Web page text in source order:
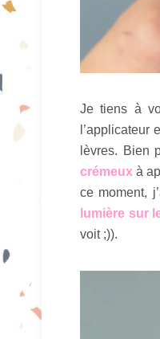
Je tiens à
lèvres. Bien
crémeux à
ce moment,
lumière sur
voit ;)).